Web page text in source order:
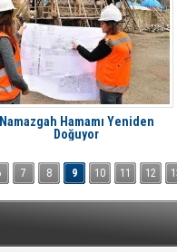
Namazgah Hamamı Yeniden
Doğuyor
7 8 9 10 11 12